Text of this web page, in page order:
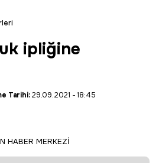
ipliğine
Tarihi:29.09.2021 - 18:45
HABER MERKEZİ